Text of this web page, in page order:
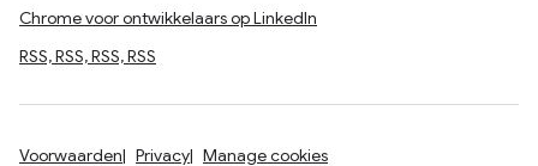
Chrome voor ontwikkelaars op LinkedIn
RSS, RSS, RSS, RSS
Voorwaarden Privacy Manage cookies